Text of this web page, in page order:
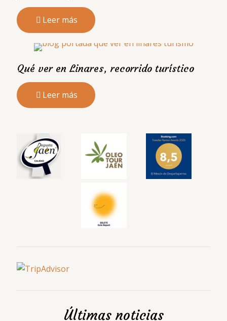
Leer más
Qué ver en Linares, recorrido turístico
Leer más
Últimas noticias